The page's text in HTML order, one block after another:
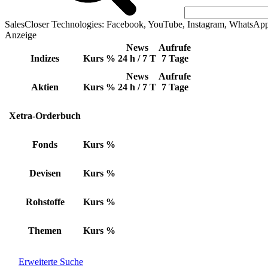
SalesCloser Technologies: Facebook, YouTube, Instagram,
Anzeige
Indizes Kurs %
News
24 h / 7 T
Aufrufe
7 Tage
Aktien Kurs %
News
24 h / 7 T
Aufrufe
7 Tage
Xetra-Orderbuch
Fonds Kurs %
Devisen Kurs %
Rohstoffe Kurs %
Themen Kurs %
Erweiterte Suche